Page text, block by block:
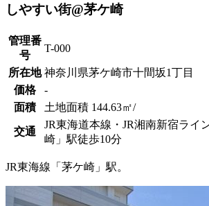
しやすい街@茅ケ崎
管理番
号
T-000
所在地 神奈川県茅ケ崎市十間坂1丁目
価格
-
面積
土地面積 144.63㎡/
交通
JR東海道本線・JR湘南新宿ライ
崎」駅徒歩10分
JR東海線「茅ケ崎」駅。